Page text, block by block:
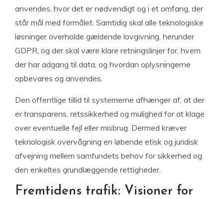
anvendes, hvor det er nødvendigt og i et omfang, der
står mål med formålet. Samtidig skal alle teknologiske
løsninger overholde gældende lovgivning, herunder
GDPR, og der skal være klare retningslinjer for, hvem
der har adgang til data, og hvordan oplysningerne
opbevares og anvendes.
Den offentlige tillid til systemerne afhænger af, at der
er transparens, retssikkerhed og mulighed for at klage
over eventuelle fejl eller misbrug. Dermed kræver
teknologisk overvågning en løbende etisk og juridisk
afvejning mellem samfundets behov for sikkerhed og
den enkeltes grundlæggende rettigheder.
Fremtidens trafik: Visioner for